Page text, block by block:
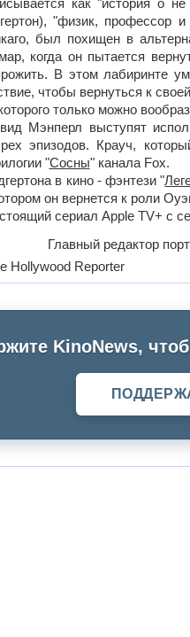
как "история о
"физик, профессор
был похищен в
когда он пытается
В этом лабиринте
чтобы вернуться к
только можно
Мэнперл выступят
эпизодов. Крауч,
"Сосны" канала Fox.
в кино - фэнтези "
он вернется к роли
сериал Apple TV+ с
Главный редактор
Hollywood Reporter
KinoNews,